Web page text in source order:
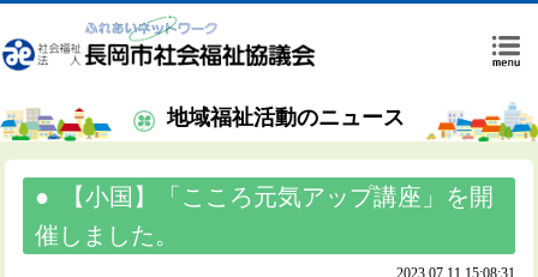
地域福祉活動のニュース
【小国】「こころ元気アップ講座」を開
催しました。
2023.07.11 15:08;31